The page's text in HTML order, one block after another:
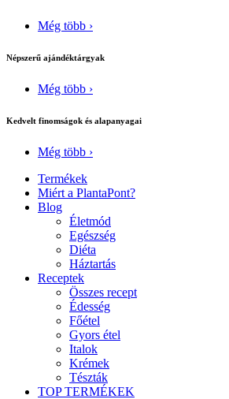
Még több ›
Népszerű ajándéktárgyak
Még több ›
Kedvelt finomságok és alapanyagai
Még több ›
Termékek
Miért a PlantaPont?
Blog
Életmód
Egészség
Diéta
Háztartás
Receptek
Összes recept
Édesség
Főétel
Gyors étel
Italok
Krémek
Tészták
TOP TERMÉKEK